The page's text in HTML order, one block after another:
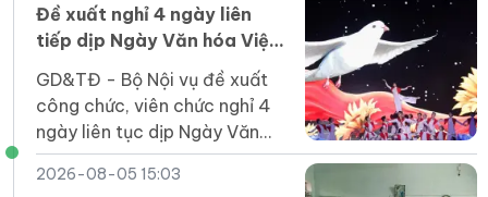
chất.
Đề xuất nghỉ 4 ngày liên
tiếp dịp Ngày Văn hóa Việt
GD&TĐ - Bộ Nội vụ đề xuất
công chức, viên chức nghỉ 4
ngày liên tục dịp Ngày Văn
hóa Việt Nam 2026, từ 21-
24/11, và làm bù vào thứ Bảy
2026-08-05 15:03